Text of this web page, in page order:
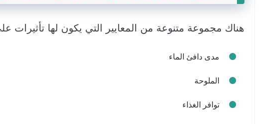
هناك مجموعة متنوعة من المعايير التي يكون لها
مدى دافئ الماء
الملوحة
توافر الغذاء